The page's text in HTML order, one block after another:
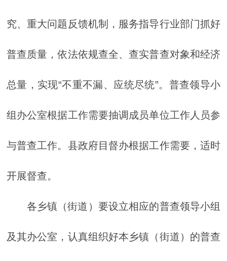
究、重大问题反馈机制，服务指导行业部门抓好
普查质量，依法依规查全、查实普查对象和经济
总量，实现“不重不漏、应统尽统”。普查领导小
组办公室根据工作需要抽调成员单位工作人员参
与普查工作。县政府目督办根据工作需要，适时
开展督查。
各乡镇（街道）要设立相应的普查领导小组
及其办公室，认真组织好本乡镇（街道）的普查